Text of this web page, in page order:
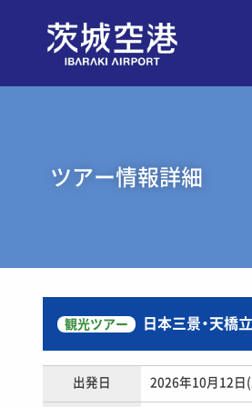
ツアー情報詳細
観光ツアー 日本三景・天橋
出発日 2026年10月12日